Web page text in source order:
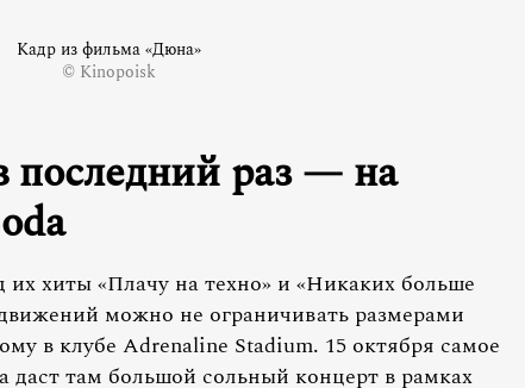
Кадр из фильма «Дюна»
© Kinopoisk
последний раз — на
хиты «Плачу на техно» и «Никаких больше
можно не ограничивать размерами
в клубе Adrenaline Stadium. 15 октября самое
даст там большой сольный концерт в рамках